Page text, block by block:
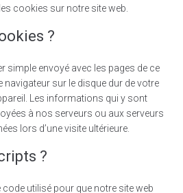
cookies sur notre site web.
?
simple envoyé avec les pages de ce
navigateur sur le disque dur de votre
Les informations qui y sont
à nos serveurs ou aux serveurs
lors d’une visite ultérieure.
?
utilisé pour que notre site web